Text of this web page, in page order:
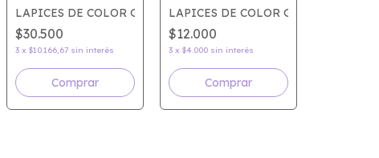
METALIZADO x6
LAPICES DE COLOR GIOTTO STILNOVO x36
$30.500
3 x$10.166,67 sin interés
LAPICES DE COLOR GIOTTO
$12.000
3 x$4.000 sin interés